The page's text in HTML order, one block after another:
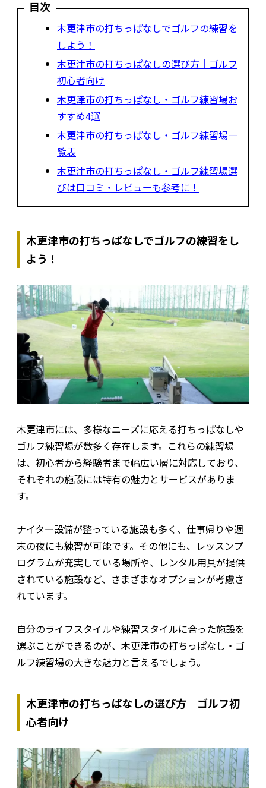
目次
木更津市の打ちっぱなしでゴルフの練習を
しよう！
木更津市の打ちっぱなしの選び方｜ゴルフ
初心者向け
木更津市の打ちっぱなし・ゴルフ練習場お
すすめ4選
木更津市の打ちっぱなし・ゴルフ練習場一
覧表
木更津市の打ちっぱなし・ゴルフ練習場選
びは口コミ・レビューも参考に！
木更津市の打ちっぱなしでゴルフの練習をし
よう！
木更津市には、多様なニーズに応える打ちっぱなしや
ゴルフ練習場が数多く存在します。これらの練習場
は、初心者から経験者まで幅広い層に対応しており、
それぞれの施設には特有の魅力とサービスがありま
す。
ナイター設備が整っている施設も多く、仕事帰りや週
末の夜にも練習が可能です。その他にも、レッスンプ
ログラムが充実している場所や、レンタル用具が提供
されている施設など、さまざまなオプションが考慮さ
れています。
自分のライフスタイルや練習スタイルに合った施設を
選ぶことができるのが、木更津市の打ちっぱなし・ゴ
ルフ練習場の大きな魅力と言えるでしょう。
木更津市の打ちっぱなしの選び方｜ゴルフ初
心者向け